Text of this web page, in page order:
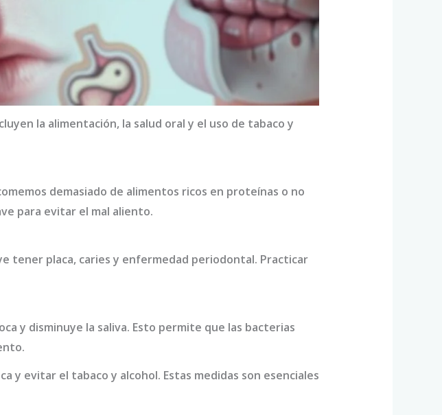
la alimentación, la salud oral y el uso de tabaco y
demasiado de alimentos ricos en proteínas o no
para evitar el mal aliento.
tener placa, caries y enfermedad periodontal. Practicar
y disminuye la saliva. Esto permite que las bacterias
y evitar el tabaco y alcohol. Estas medidas son esenciales